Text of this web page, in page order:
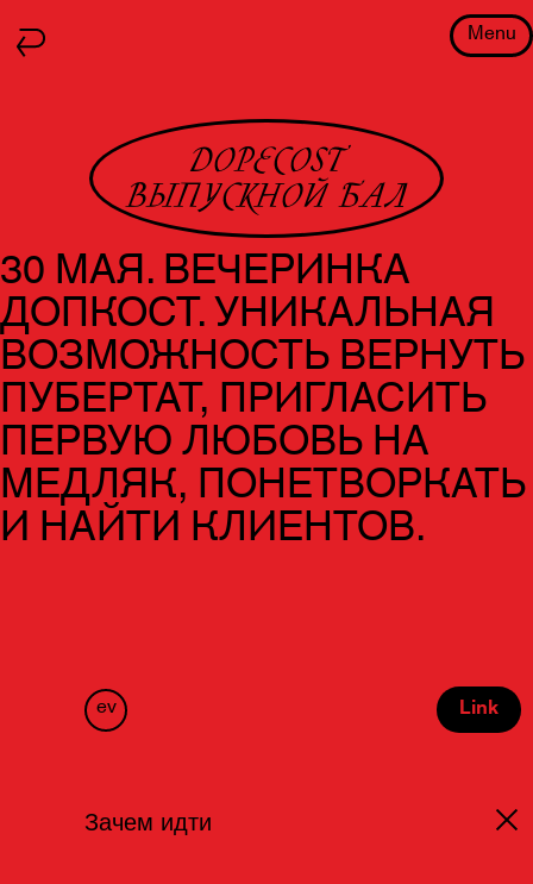
Menu
DOPECOST
ВЫПУСКНОЙ БАЛ
30 МАЯ. ВЕЧЕРИНКА
ДОПКОСТ. УНИКАЛЬНАЯ
ВОЗМОЖНОСТЬ ВЕРНУТЬ
ПУБЕРТАТ, ПРИГЛАСИТЬ
ПЕРВУЮ ЛЮБОВЬ НА
МЕДЛЯК, ПОНЕТВОРКАТЬ
И НАЙТИ КЛИЕНТОВ.
ev Link
Зачем идти